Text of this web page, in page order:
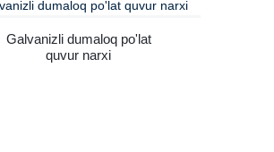
Galvanizli dumaloq po'lat
quvur narxi